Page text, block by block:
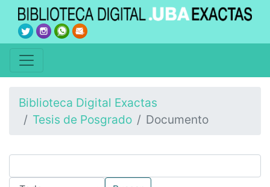
Biblioteca Digital Exactas
Tesis de Posgrado
Documento